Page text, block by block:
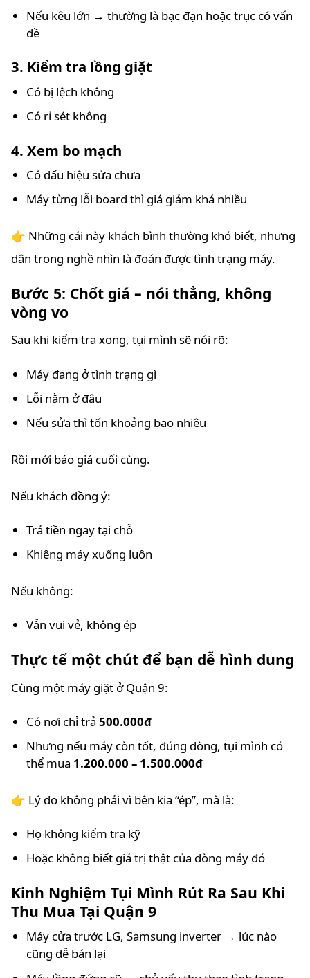
Nếu kêu lớn → thường là bạc đạn hoặc trục có vấn
đề
3. Kiểm tra lồng giặt
Có bị lệch không
Có rỉ sét không
4. Xem bo mạch
Có dấu hiệu sửa chưa
Máy từng lỗi board thì giá giảm khá nhiều
👉 Những cái này khách bình thường khó biết, nhưng
dân trong nghề nhìn là đoán được tình trạng máy.
Bước 5: Chốt giá – nói thẳng, không
vòng vo
Sau khi kiểm tra xong, tụi mình sẽ nói rõ:
Máy đang ở tình trạng gì
Lỗi nằm ở đâu
Nếu sửa thì tốn khoảng bao nhiêu
Rồi mới báo giá cuối cùng.
Nếu khách đồng ý:
Trả tiền ngay tại chỗ
Khiêng máy xuống luôn
Nếu không:
Vẫn vui vẻ, không ép
Thực tế một chút để bạn dễ hình dung
Cùng một máy giặt ở Quận 9:
Có nơi chỉ trả 500.000đ
Nhưng nếu máy còn tốt, đúng dòng, tụi mình có
thể mua 1.200.000 – 1.500.000đ
👉 Lý do không phải vì bên kia “ép”, mà là:
Họ không kiểm tra kỹ
Hoặc không biết giá trị thật của dòng máy đó
Kinh Nghiệm Tụi Mình Rút Ra Sau Khi
Thu Mua Tại Quận 9
Máy cửa trước LG, Samsung inverter → lúc nào
cũng dễ bán lại